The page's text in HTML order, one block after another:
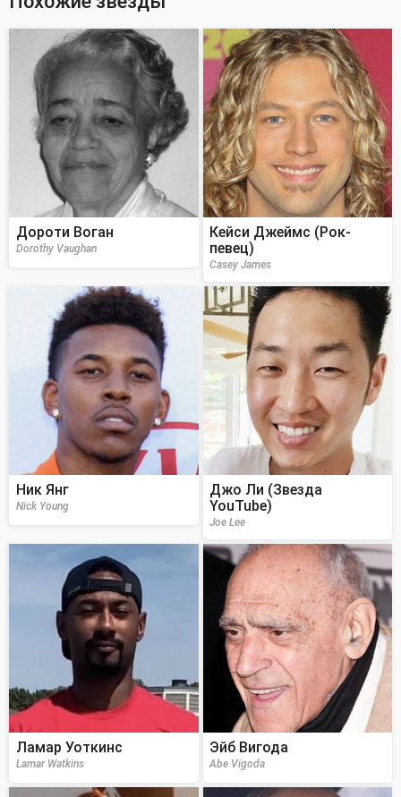
Дороти Воган
Dorothy Vaughan
Кейси Джеймс (Рок-
певец)
Casey James
Ник Янг
Nick Young
Джо Ли (Звезда
YouTube)
Joe Lee
Ламар Уоткинс
Lamar Watkins
Эйб Вигода
Abe Vigoda